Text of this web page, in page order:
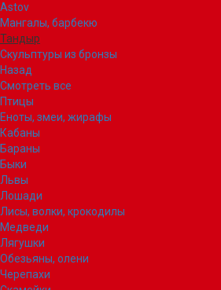
Astov
Мангалы, барбекю
Тандыр
Скульптуры из бронзы
Назад
Смотреть все
Птицы
Еноты, змеи, жирафы
Кабаны
Бараны
Быки
Львы
Лошади
Лисы, волки, крокодилы
Медведи
Лягушки
Обезьяны, олени
Черепахи